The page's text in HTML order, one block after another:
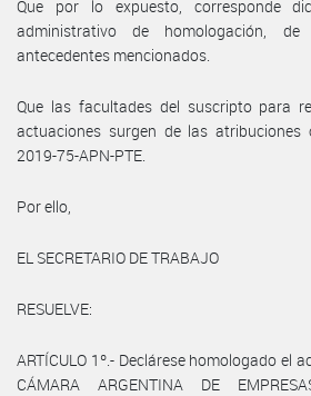
Que por lo expuesto, corresponde
administrativo de homologación,
antecedentes mencionados.
Que las facultades del suscripto para
actuaciones surgen de las atribuciones
2019-75-APN-PTE.
Por ello,
EL SECRETARIO DE TRABAJO
RESUELVE:
ARTÍCULO 1º.- Declárese homologado el
CÁMARA ARGENTINA DE